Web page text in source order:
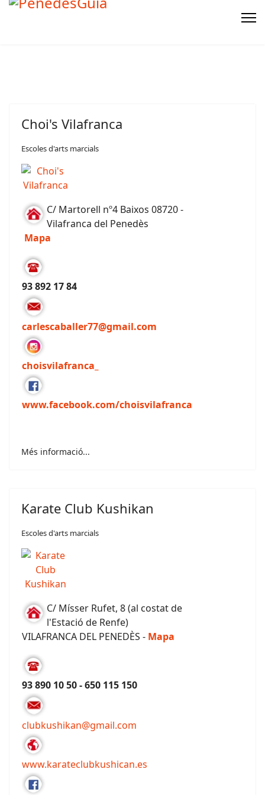
Choi's Vilafranca
Escoles d'arts marcials
C/ Martorell nº4 Baixos 08720 -
Vilafranca del Penedès
Mapa
93 892 17 84
carlescaballer77@gmail.com
choisvilafranca_
www.facebook.com/choisvilafranca
Més informació...
Karate Club Kushikan
Escoles d'arts marcials
C/ Mísser Rufet, 8 (al costat de
l'Estació de Renfe)
VILAFRANCA DEL PENEDÈS - Mapa
93 890 10 50 - 650 115 150
clubkushikan@gmail.com
www.karateclubkushican.es